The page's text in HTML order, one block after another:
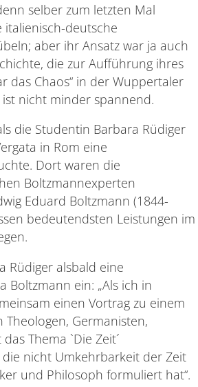
selber zum letzten Mal
deutsche
aber ihr Ansatz war ja auch
die zur Aufführung ihres
das Chaos“ in der Wuppertaler
nicht minder spannend.
die Studentin Barbara Rüdiger
in Rom eine
Dort waren die
Boltzmannexperten
Eduard Boltzmann (1844-
bedeutendsten Leistungen im
Rüdiger alsbald eine
Boltzmann ein: „Als ich in
einen Vortrag zu einem
Germanisten,
Thema `Die Zeit´
nicht Umkehrbarkeit der Zeit
und Philosoph formuliert hat“.